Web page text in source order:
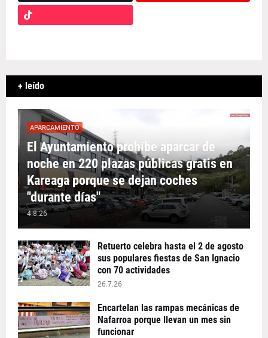
+ leído
APARCAMIENTO
El Ayuntamiento prohíbe aparcar de
noche en 220 plazas públicas gratis en
Kareaga porque se dejan coches
"durante días"
4.8.26
Retuerto celebra hasta el 2 de agosto
sus populares fiestas de San Ignacio
con 70 actividades
26.7.26
Encartelan las rampas mecánicas de
Nafarroa porque llevan un mes sin
funcionar